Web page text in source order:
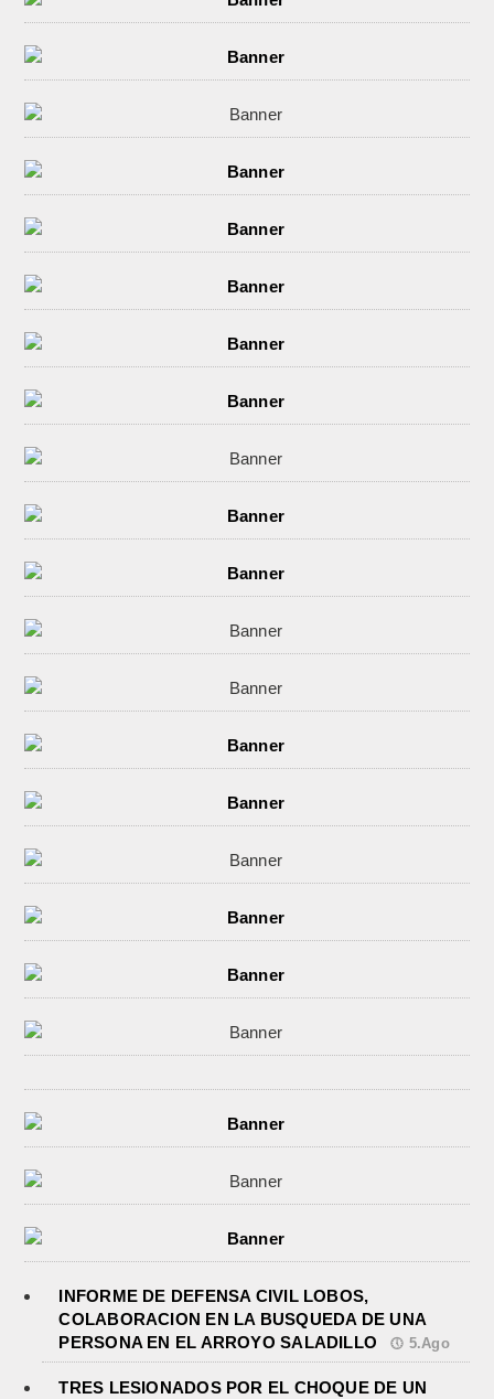
INFORME DE DEFENSA CIVIL LOBOS,
COLABORACION EN LA BUSQUEDA DE UNA
PERSONA EN EL ARROYO SALADILLO
5.Ago
TRES LESIONADOS POR EL CHOQUE DE UN